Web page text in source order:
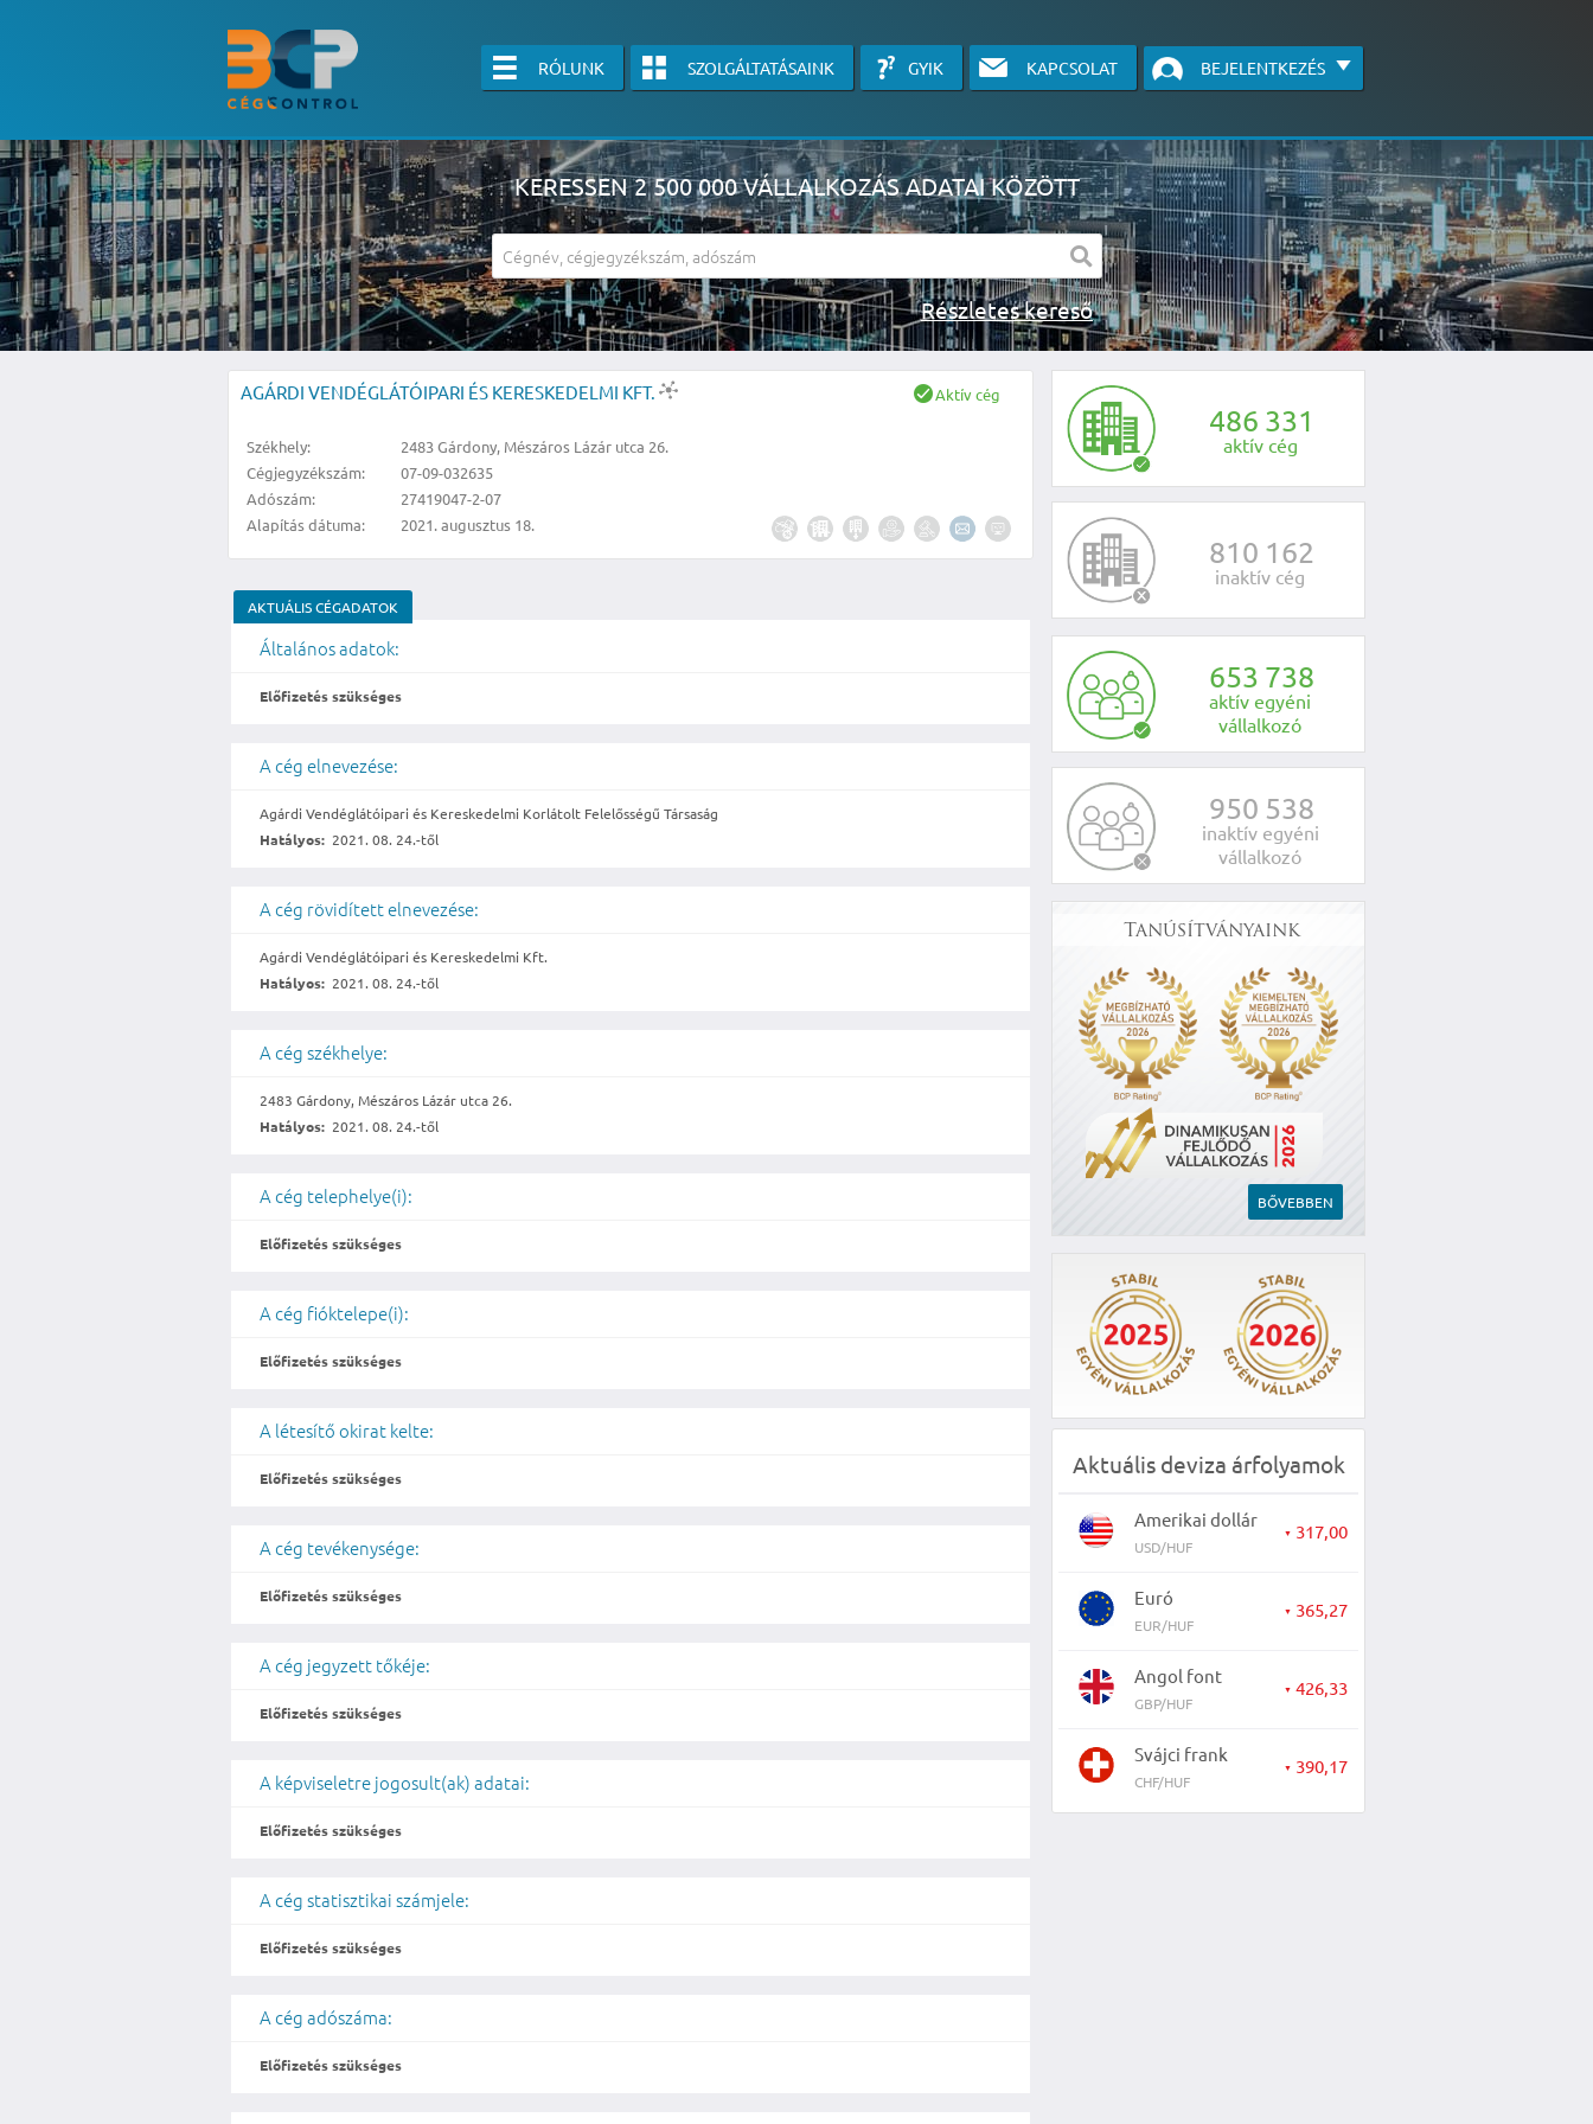
RÓLUNK SZOLGÁLTATÁSAINK GYIK KAPCSOLAT BEJELENTKEZÉS
KERESSEN 2 500 000 VÁLLALKOZÁS ADATAI KÖZÖTT
Részletes kereső
A részletes kereső csak belépett felhasználók számára érhető el, használatához kérjük jelentkezzen be, vagy vegye fel velünk a kapcsolatot az alábbi
486 331
aktív cég
810 162
inaktív cég
653 738
aktív egyéni
vállalkozó
950 538
inaktív egyéni
vállalkozó
Tanúsítványaink
BŐVEBBEN
Aktuális deviza árfolyamok
Amerikai dollár
USD/HUF
▼ 317,00
Euró
EUR/HUF
▼ 365,27
Angol font
GBP/HUF
▼ 426,33
Svájci frank
CHF/HUF
▼ 390,17
AGÁRDI VENDÉGLÁTÓIPARI ÉS KERESKEDELMI KFT.
Székhely:
2483 Gárdony, Mészáros Lázár utca 26.
Cégjegyzékszám:
07-09-032635
Adószám:
27419047-2-07
Alapítás dátuma:
2021. augusztus 18.
Aktív cég
AKTUÁLIS CÉGADATOK
Általános adatok:
Előfizetés szükséges
A cég elnevezése:
Agárdi Vendéglátóipari és Kereskedelmi Korlátolt Felelősségű Társaság
Hatályos: 2021. 08. 24.-től
A cég rövidített elnevezése:
Agárdi Vendéglátóipari és Kereskedelmi Kft.
Hatályos: 2021. 08. 24.-től
A cég székhelye:
2483 Gárdony, Mészáros Lázár utca 26.
Hatályos: 2021. 08. 24.-től
A cég telephelye(i):
Előfizetés szükséges
A cég fióktelepe(i):
Előfizetés szükséges
A létesítő okirat kelte:
Előfizetés szükséges
A cég tevékenysége:
Előfizetés szükséges
A cég jegyzett tőkéje:
Előfizetés szükséges
A képviseletre jogosult(ak) adatai:
Előfizetés szükséges
A cég statisztikai számjele:
Előfizetés szükséges
A cég adószáma:
Előfizetés szükséges